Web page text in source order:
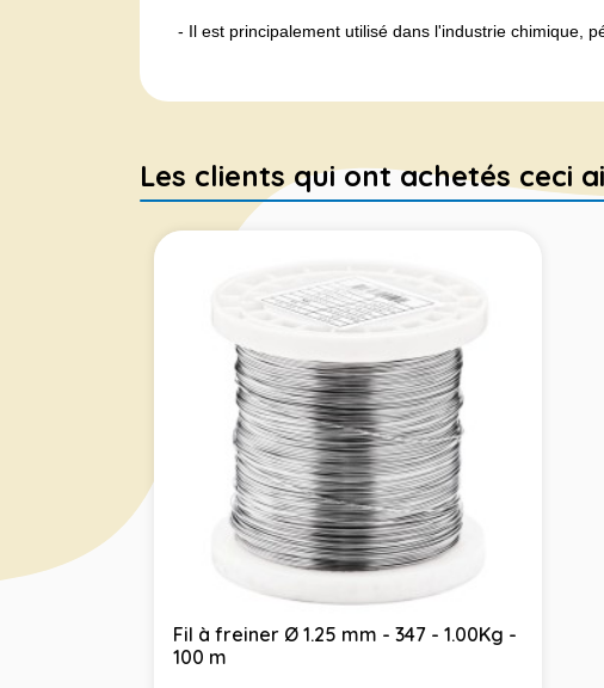
- Il est principalement utilisé dans l'industrie chimique,
Les clients qui ont achetés ceci
Fil à freiner Ø 1.25 mm - 347 - 1.00Kg -
100 m